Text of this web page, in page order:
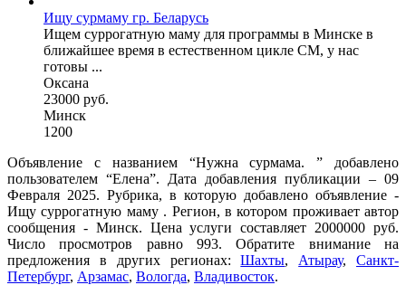
Ищу сурмаму гр. Беларусь
Ищем суррогатную маму для программы в Минске в
ближайшее время в естественном цикле СМ, у нас
готовы ...
Оксана
23000 руб.
Минск
1200
Объявление с названием “Нужна сурмама. ” добавлено
пользователем “Елена”. Дата добавления публикации – 09
Февраля 2025. Рубрика, в которую добавлено объявление -
Ищу суррогатную маму . Регион, в котором проживает автор
сообщения - Минск. Цена услуги составляет 2000000 руб.
Число просмотров равно 993. Обратите внимание на
предложения в других регионах:Шахты, Атырау,Санкт-
Петербург, Арзамас, Вологда, Владивосток.